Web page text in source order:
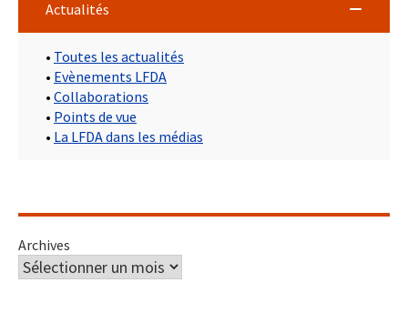
Actualités
• Toutes les actualités
• Evènements LFDA
• Collaborations
• Points de vue
• La LFDA dans les médias
Archives